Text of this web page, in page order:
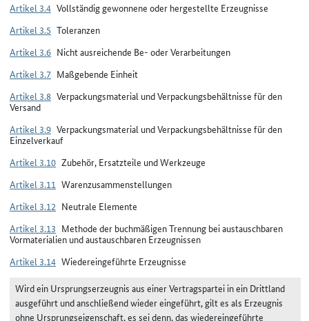
Artikel 3.4 Vollständig gewonnene oder hergestellte Erzeugnisse
Artikel 3.5 Toleranzen
Artikel 3.6 Nicht ausreichende Be- oder Verarbeitungen
Artikel 3.7 Maßgebende Einheit
Artikel 3.8 Verpackungsmaterial und Verpackungsbehältnisse für den
Versand
Artikel 3.9 Verpackungsmaterial und Verpackungsbehältnisse für den
Einzelverkauf
Artikel 3.10 Zubehör, Ersatzteile und Werkzeuge
Artikel 3.11 Warenzusammenstellungen
Artikel 3.12 Neutrale Elemente
Artikel 3.13 Methode der buchmäßigen Trennung bei austauschbaren
Vormaterialien und austauschbaren Erzeugnissen
Artikel 3.14 Wiedereingeführte Erzeugnisse
Wird ein Ursprungserzeugnis aus einer Vertragspartei in ein Drittland
ausgeführt und anschließend wieder eingeführt, gilt es als Erzeugnis
ohne Ursprungseigenschaft, es sei denn, das wiedereingeführte